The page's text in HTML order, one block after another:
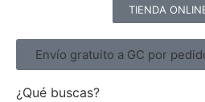
¿Qué buscas?
TIENDA
Envío gratuito a GC por